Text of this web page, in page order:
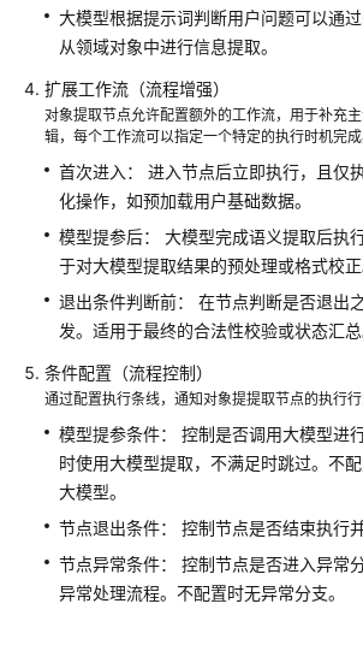
能
体
应
用
开
发
作
流
应
用
工
作
流
介
绍
对
话
型
大模型根据提示词判断用户问题可以通
从领域对象中进行信息提取。
扩展工作流（流程增强）
对象提取节点允许配置额外的工作流，用于补充
辑，每个工作流可以指定一个特定的执行时机完成
首次进入： 进入节点后立即执行，且仅
化操作，如预加载用户基础数据。
模型提参后： 大模型完成语义提取后执
于对大模型提取结果的预处理或格式校正
退出条件判断前： 在节点判断是否退出
发。适用于最终的合法性校验或状态汇总
条件配置（流程控制）
通过配置执行条线，通知对象提提取节点的执行行
模型提参条件： 控制是否调用大模型进
时使用大模型提取，不满足时跳过。不
大模型。
节点退出条件： 控制节点是否结束执行
节点异常条件： 控制节点是否进入异常
异常处理流程。不配置时无异常分支。